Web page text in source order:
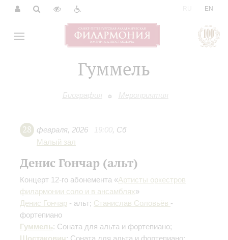
EN
Гуммель
Биография Мероприятия
28 февраля, 2026 19:00, Сб
Малый зал
Денис Гончар (альт)
Концерт 12-го абонемента «Артисты оркестров
филармонии соло и в ансамблях»
Денис Гончар - альт; Станислав Соловьёв -
фортепиано
Гуммель: Соната для альта и фортепиано;
Шостакович: Соната для альта и фортепиано;